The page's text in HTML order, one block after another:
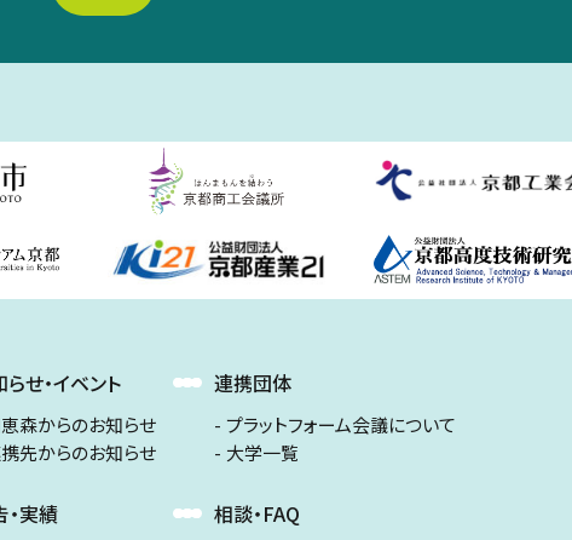
せ・イベント
森からのお知らせ
先からのお知らせ
・実績
連携団体
プラットフォーム会議について
大学一覧
相談・FAQ